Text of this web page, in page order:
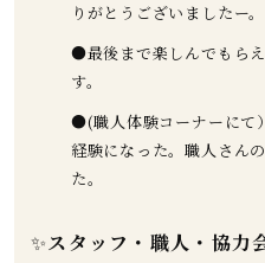
りがとうございましたー。
●最後まで楽しんでもら
す。
●(職人体験コーナーにて
経験になった。職人さん
た。
✨スタッフ・職人・協力